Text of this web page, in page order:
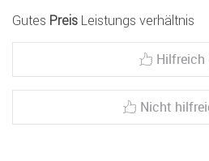
Gutes Preis Leistungs verhältnis
Hilfreich
Nicht